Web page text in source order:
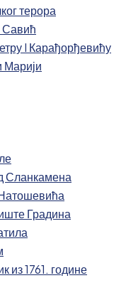
терора
I Карађорђевићу
Сланкамена
Градина
из 1761. године